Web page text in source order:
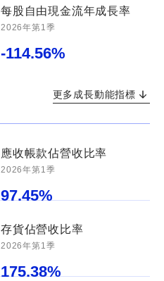
每股自由現金流年成長率
2026年第1季
-114.56%
更多成長動能指標
應收帳款佔營收比率
2026年第1季
97.45%
存貨佔營收比率
2026年第1季
175.38%